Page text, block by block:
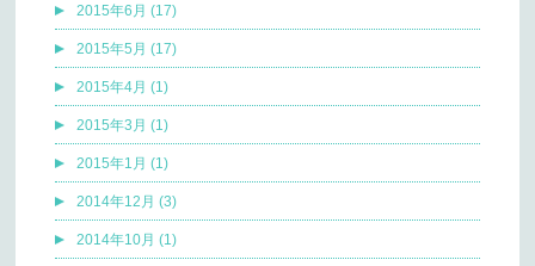
2015年6月 (17)
2015年5月 (17)
2015年4月 (1)
2015年3月 (1)
2015年1月 (1)
2014年12月 (3)
2014年10月 (1)